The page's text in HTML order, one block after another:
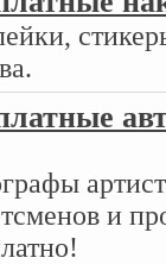
и